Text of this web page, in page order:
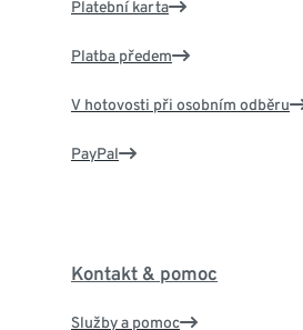
Platební karta
Platba předem
V hotovosti při osobním odběru
PayPal
Kontakt & pomoc
Služby a pomoc